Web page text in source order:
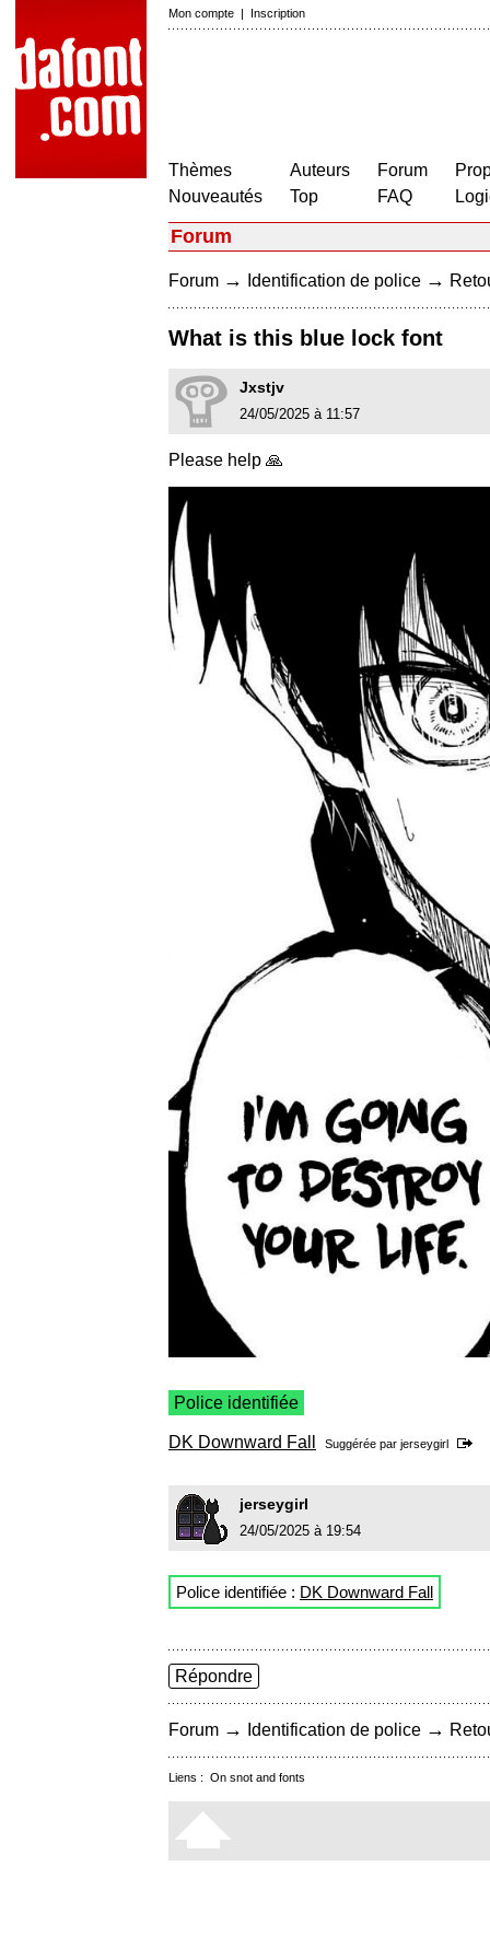
Mon compte | Inscription
Thèmes
Nouveautés
Auteurs
Top
Forum
FAQ
Forum
Forum → Identification de police →
What is this blue lock font
Jxstjv
24/05/2025 à 11:57
Please help 🙏
Police identifiée
DK Downward Fall Suggérée par jerseygirl
jerseygirl
24/05/2025 à 19:54
Police identifiée : DK Downward Fall
Répondre
Forum → Identification de police →
Liens : On snot and fonts